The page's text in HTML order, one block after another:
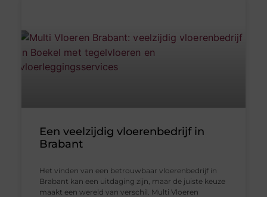
Een veelzijdig vloerenbedrijf in
Brabant
Het vinden van een betrouwbaar vloerenbedrijf in
Brabant kan een uitdaging zijn, maar de juiste keuze
maakt een wereld van verschil. Multi Vloeren